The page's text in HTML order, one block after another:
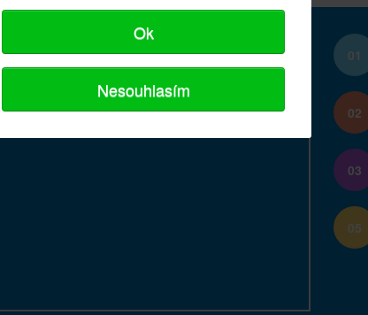
01
02
03
05
Ok
Nesouhlasím